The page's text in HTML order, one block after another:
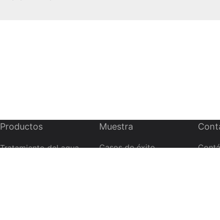
Productos
Tratamiento del agua
Muestra
Casos de éxito